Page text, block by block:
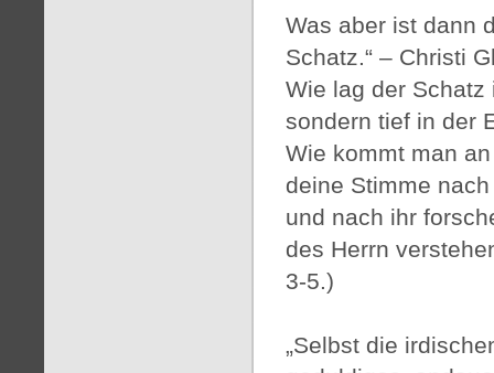
Was aber ist dann
Schatz.“ – Christi
Wie lag der Schatz
sondern tief in der
Wie kommt man
deine Stimme
und nach ihr
des Herrn
3-5.)
„Selbst die